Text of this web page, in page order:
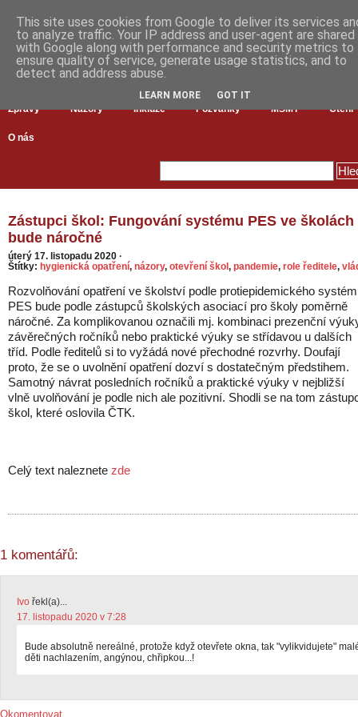
Zprávy Názory Inkluze Pozvánky MŠMT Čtení
O nás
Zástupci škol: Fungování systému PES ve školách
bude náročné
úterý 17. listopadu 2020 ·
Štítky: hygienická opatření, názory, otevření škol, pandemie, role ředitele,
Rozvolňování opatření ve školství podle protiepidemického
PES bude podle zástupců školských asociací pro školy poměrně
náročné. Za komplikovanou označili mj. kombinaci prezenční
závěrečných ročníků nebo praktické výuky se střídavou u dalších
tříd. Podle ředitelů si to vyžádá nové přechodné rozvrhy. Doufají
proto, že se o uvolnění opatření dozví s dostatečným předstihem.
Samotný návrat posledních ročníků a praktické výuky v nejbližší
vlně uvolňování je podle nich ale pozitivní. Shodli se na tom
škol, které oslovila ČTK.
Celý text naleznete zde
1 komentářů:
Ivo řekl(a)...
17. listopadu 2020 v 7:28
Bude absolutně nereálné, protože když otevřete okna, tak "vylikvidujete"
děti nachlazením, angýnou, chřipkou...!
Okomentovat
This site uses cookies from Google to deliver its services
to analyze traffic. Your IP address and user-agent are shared
with Google along with performance and security metrics to
ensure quality of service, generate usage statistics, and to
detect and address abuse.
LEARN MORE GOT IT